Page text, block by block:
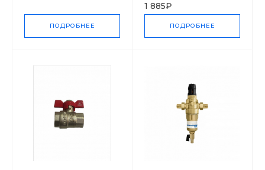
бабочка
ПОДРОБНЕЕ
1 885₽
ПОДРОБНЕЕ